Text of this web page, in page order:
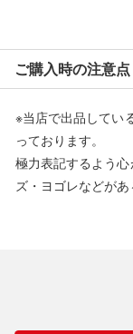
配送料ともに当社
※オンラインストア
できません。また
返品・交換について
ご購入時の注意点
※当店で出品してい
っております。
極力表記するよう
ズ・ヨゴレなどがあ
ご理解くださいま